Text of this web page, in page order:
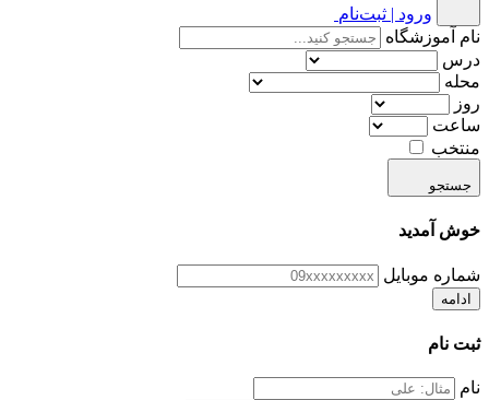
ورود | ثبت‌نام
نام آموزشگاه
درس
محله
روز
ساعت
منتخب
جستجو
خوش آمدید
شماره موبایل
ادامه
ثبت نام
نام